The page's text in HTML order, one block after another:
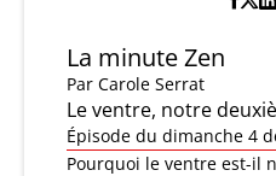
La minute Zen
Par Carole Serrat
Le ventre, notre
Épisode du dimanche 4
Pourquoi le ventre est-il